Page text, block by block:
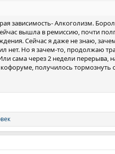
зависимость- Алкоголизм.
вышла в ремиссию, почти
Сейчас я даже не знаю,
нет. Но я зачем-то, продолжаю
сама через 2 недели
получилось